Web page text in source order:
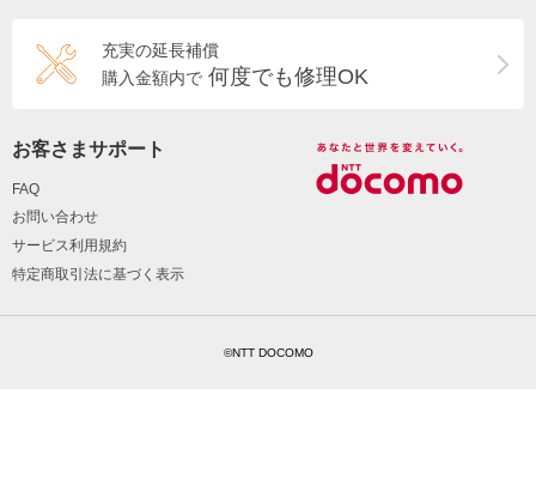
充実の延長補償
購入金額内で 何度でも修理OK
お客さまサポート
FAQ
お問い合わせ
サービス利用規約
特定商取引法に基づく表示
©NTT DOCOMO